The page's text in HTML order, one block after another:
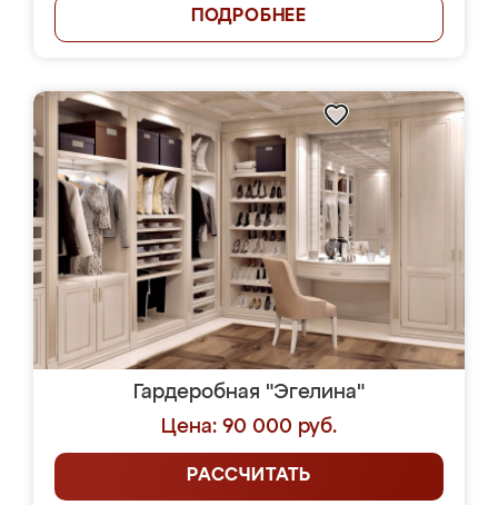
ПОДРОБНЕЕ
Гардеробная "Эгелина"
Цена: 90 000 руб.
РАССЧИТАТЬ